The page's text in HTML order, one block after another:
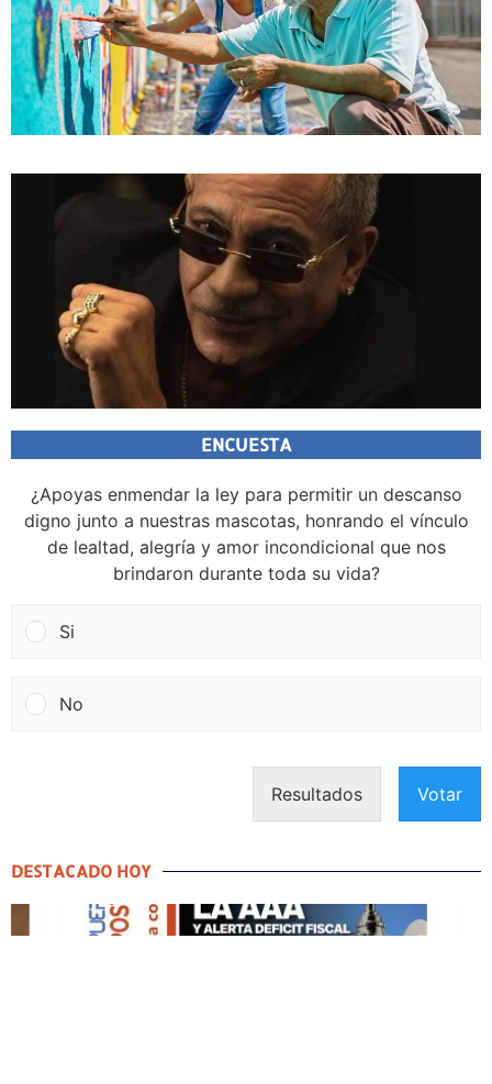
ENCUESTA
¿Apoyas enmendar la ley para permitir un descanso
digno junto a nuestras mascotas, honrando el vínculo
de lealtad, alegría y amor incondicional que nos
brindaron durante toda su vida?
Si
No
Resultados Votar
DESTACADO HOY